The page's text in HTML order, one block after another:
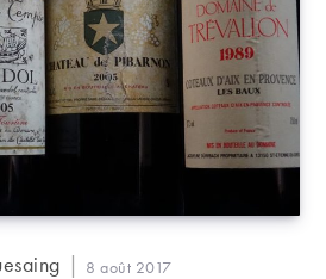
Publication
8 août 2017